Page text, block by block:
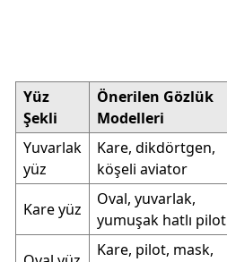
Yüz
Şekli
Önerilen Gözlük
Modelleri
Yuvarlak
yüz
Kare, dikdörtgen,
köşeli aviator
Kare yüz
Oval, yuvarlak,
yumuşak hatlı pilot
Kare, pilot, mask,